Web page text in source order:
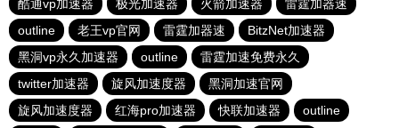
酷通vp加速器
极光加速器 火箭加速器
雷霆加器速
outline
老王vp官网 雷霆加器速
BitzNet加速器
黑洞vp永久加速器
outline
雷霆加速免费永久
twitter加速器
旋风加速度器
黑洞加速官网
旋风加速度器
红海pro加速器 快联加速器 outline